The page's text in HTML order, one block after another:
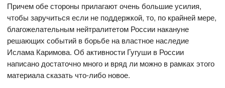
Причем обе стороны прилагают очень большие усилия,
чтобы заручиться если не поддержкой, то, по крайней мере,
благожелательным нейтралитетом России накануне
решающих событий в борьбе на властное наследие
Ислама Каримова. Об активности Гугуши в России
написано достаточно много и вряд ли можно в рамках этого
материала сказать что-либо новое.